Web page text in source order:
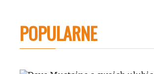
POPULARNE